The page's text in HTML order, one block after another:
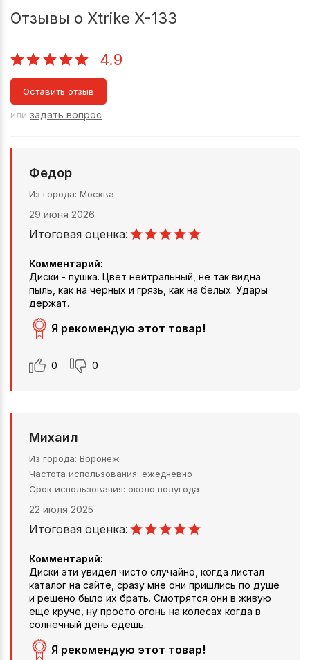
Отзывы о Xtrike X-133
4.9
Оставить отзыв
или задать вопрос
Федор
Из города Москва
29 июня 2026
Итоговая оценка:
Комментарий:
Диски - пушка. Цвет нейтральный, не так видна
пыль, как на черных и грязь, как на белых. Удары
держат.
Я рекомендую этот товар!
0 0
Михаил
Из города Воронеж
Частота использования ежедневно
Срок использования около полугода
22 июля 2025
Итоговая оценка:
Комментарий:
Диски эти увидел чисто случайно, когда листал
каталог на сайте, сразу мне они пришлись по душе
и решено было их брать. Смотрятся они в живую
еще круче, ну просто огонь на колесах когда в
солнечный день едешь.
Я рекомендую этот товар!